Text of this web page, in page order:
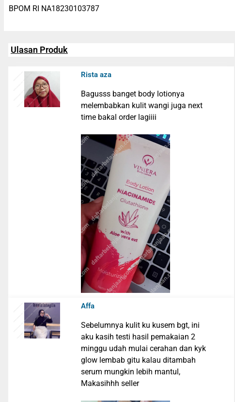
BPOM RI NA18230103787
Ulasan Produk
Rista aza
Bagusss banget body lotionya
melembabkan kulit wangi juga next
time bakal order lagiiii
Affa
Sebelumnya kulit ku kusem bgt, ini
aku kasih testi hasil pemakaian 2
minggu udah mulai cerahan dan kyk
glow lembab gitu kalau ditambah
serum mungkin lebih mantul,
Makasihhh seller